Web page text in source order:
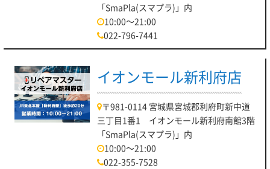
「SmaPla(スマプラ)」内
10:00～21:00
022-796-7441
イオンモール新利府店
〒981-0114 宮城県宮城郡利府町新中道
三丁目1番1 イオンモール新利府南館3階
「SmaPla(スマプラ)」内
10:00～21:00
022-355-7528